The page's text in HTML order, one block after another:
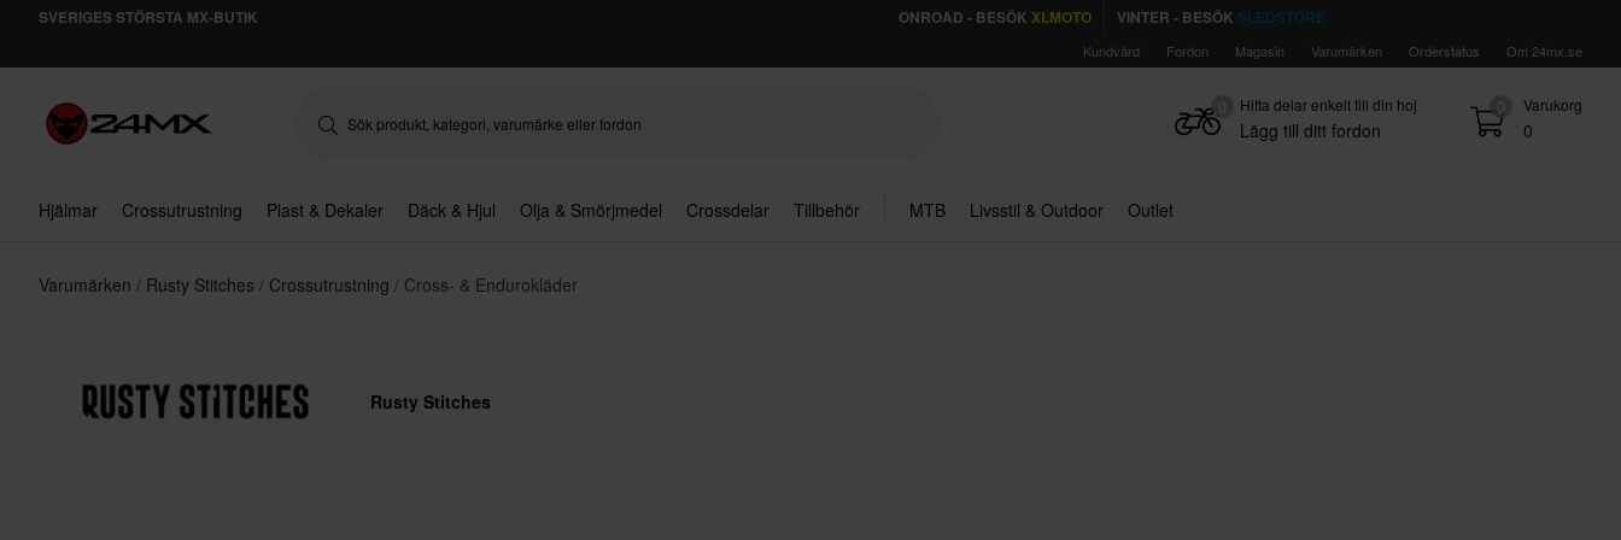
SVERIGES STÖRSTA MX-BUTIK ONROAD - BESÖK XLMOTO VINTER - BESÖK SLEDSTORE
Kundvård Fordon Magasin Varumärken Orderstatus Om 24mx.se
0 Varukorg
0
Hitta delar enkelt till din hoj
Lägg till ditt fordon
Hjälmar Crossutrustning Plast & Dekaler Däck & Hjul Olja & Smörjmedel Crossdelar Tillbehör MTB Livsstil & Outdoor Outlet
Varumärken Rusty Stitches Crossutrustning Cross- & Endurokläder
Rusty Stitches